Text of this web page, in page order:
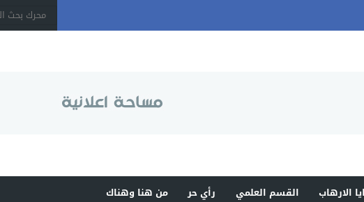
الارهاب القسم العلمي رأي حر من هنا وهناك